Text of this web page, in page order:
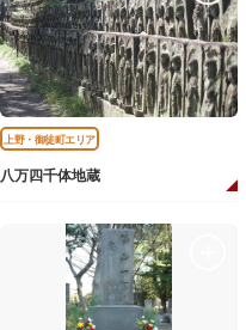
上野・御徒町エリア
八万四千体地蔵